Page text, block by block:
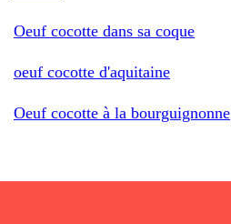
Oeuf cocotte dans sa coque
oeuf cocotte d'aquitaine
Oeuf cocotte à la bourguignonne